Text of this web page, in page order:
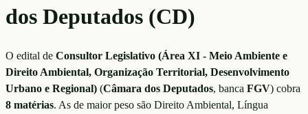
dos Deputados (CD)
O edital de Consultor Legislativo (Área XI - Meio Ambiente e
Direito Ambiental, Organização Territorial, Desenvolvimento
Urbano e Regional) (Câmara dos Deputados, banca FGV) cobra
8 matérias. As de maior peso são Direito Ambiental, Língua